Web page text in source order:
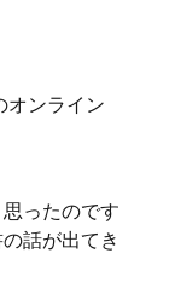
オンライン
ったのです
話が出てき